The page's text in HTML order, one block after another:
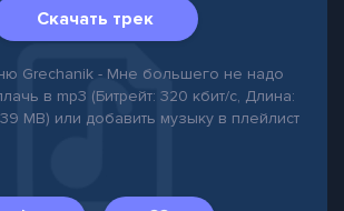
Скачать трек
Grechanik - Мне большего не надо
в mp3 (Битрейт: 320 кбит/с, Длина:
MB) или добавить музыку в плейлист